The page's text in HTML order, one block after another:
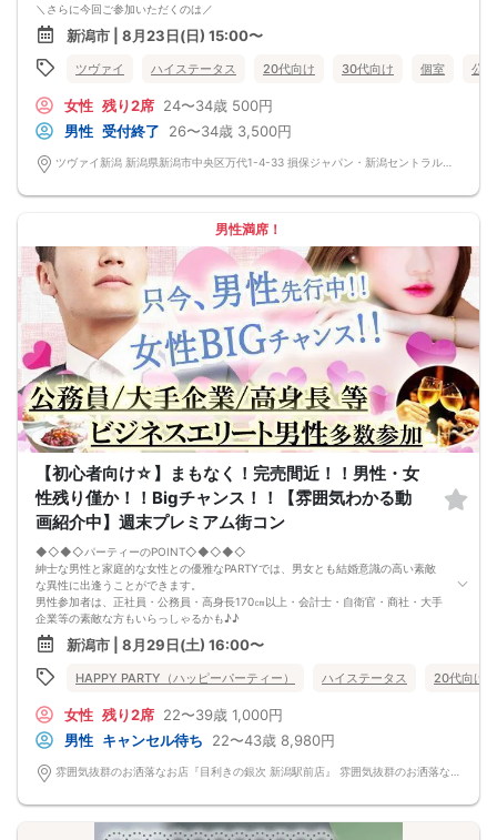
＼さらに今回ご参加いただくのは／
思いやりを大切にしている方
相手が疲れているときは優しく労わったり
短くても一緒にいる時間を作ったり
感謝や愛情を言葉にして伝えてくれたり＆hellip＆＆
そう思えるような出会いが待っているかも♡
新潟市 | 8月23日(日) 15:00〜
ツヴァイ ハイステータス 20代向け 30代向け 個室 公
女性 残り2席 24〜34歳 500円
男性 受付終了 26〜34歳 3,500円
ツヴァイ新潟 新潟県新潟市中央区万代1-4-33 損保ジャパン・新潟セントラルビル3階『ツヴァイ会場』
男性満席！
【初心者向け☆】まもなく！完売間近！！男性・女
性残り僅か！！Bigチャンス！！【雰囲気わかる動
画紹介中】週末プレミアム街コン
◆◇◆◇パーティーのPOINT◇◆◇◆◇
紳士な男性と家庭的な女性との優雅なPARTYでは、男女とも結婚意識の高い素敵
な異性に出逢うことができます。
男性参加者は、正社員・公務員・高身長170㎝以上・会計士・自衛官・商社・大手
企業等の素敵な方もいらっしゃるかも♪♪
ゆったりとお話できる空間は、恋活・婚活にピッタリ♪♪ 飲食付きで恋もお腹も
満たされます♪
定期的に席替えをして全員の方と交流して頂き、連絡先の交換も自由です♪
お一人様も多数参加されておられますので、ご安心してご参加下さい♪
◇◆◇◆◇◆◇◆◇◆◇◆◇◆◇◆◇◆◇
□受付は開始10分前からとさせて頂きます。
□開催店舗様には『街コンで来ました』とお伝えください。受付まで案内させて
頂きます。
□当日現金支払いの方は受付にて参加費をお支払い下さい。
または13：00以降にキャンセルにより最少催行人数を下回った場合は、中止と
新潟市 | 8月29日(土) 16:00〜
HAPPY PARTY（ハッピーパーティー） ハイステータス 20代向け
女性 残り2席 22〜39歳 1,000円
男性 キャンセル待ち 22〜43歳 8,980円